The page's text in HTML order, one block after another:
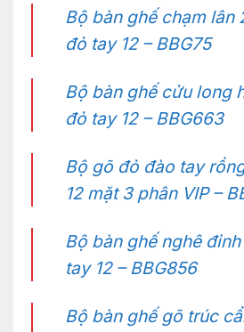
Bộ bàn ghế chạm lân
đỏ tay 12 – BBG75
Bộ bàn ghế cửu long
đỏ tay 12 – BBG663
Bộ gõ đỏ đào tay
12 mặt 3 phân VIP –
Bộ bàn ghế nghê
tay 12 – BBG856
Bộ bàn ghế gõ trúc